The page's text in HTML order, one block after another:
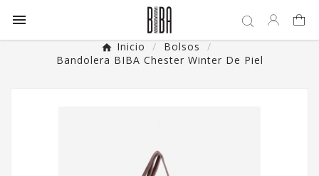

Inicio
Bolsos
Bandolera BIBA Chester Winter De Piel